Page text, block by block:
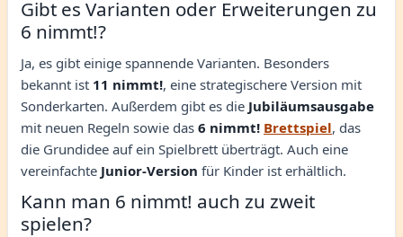
Gibt es Varianten oder Erweiterungen zu
6 nimmt!?
Ja, es gibt einige spannende Varianten. Besonders
bekannt ist 11 nimmt!, eine strategischere Version mit
Sonderkarten. Außerdem gibt es die Jubiläumsausgabe
mit neuen Regeln sowie das 6 nimmt! Brettspiel, das
die Grundidee auf ein Spielbrett überträgt. Auch eine
vereinfachte Junior-Version für Kinder ist erhältlich.
Kann man 6 nimmt! auch zu zweit
spielen?